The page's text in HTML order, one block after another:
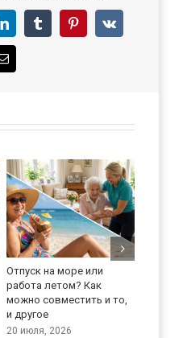
LinkedInTumblrPinterest
Vk
Email
Отпуск на море или
работа летом? Как
можно совместить и то,
и другое
20 июля, 2026